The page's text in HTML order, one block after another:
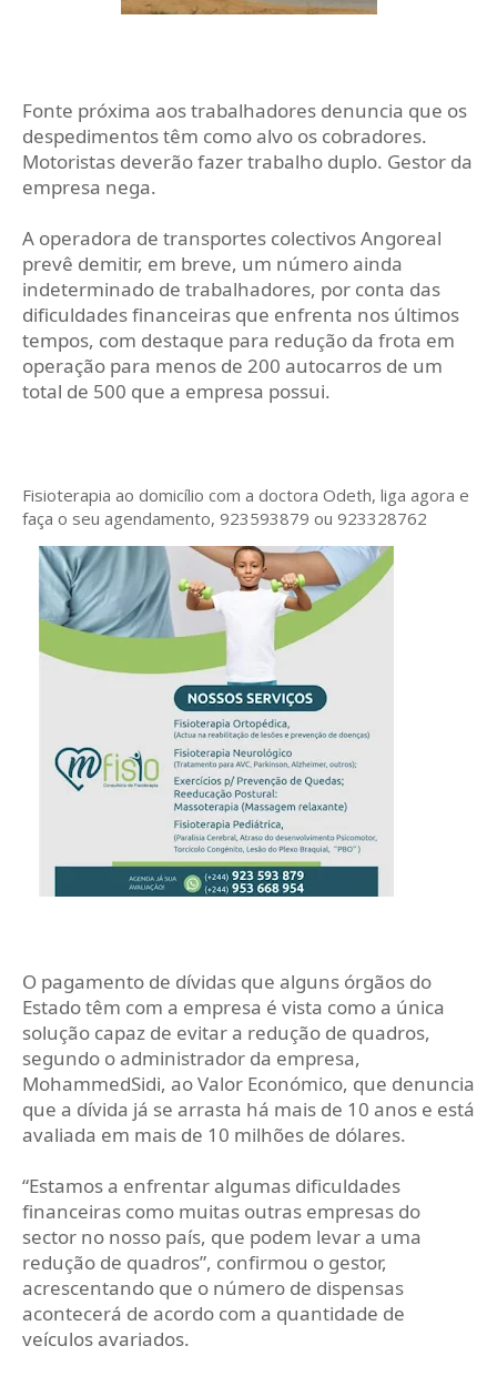
Fonte próxima aos trabalhadores denuncia que os
despedimentos têm como alvo os cobradores.
Motoristas deverão fazer trabalho duplo. Gestor da
empresa nega.
A operadora de transportes colectivos Angoreal
prevê demitir, em breve, um número ainda
indeterminado de trabalhadores, por conta das
dificuldades financeiras que enfrenta nos últimos
tempos, com destaque para redução da frota em
operação para menos de 200 autocarros de um
total de 500 que a empresa possui.
Fisioterapia ao domicílio com a doctora Odeth, liga agora e
faça o seu agendamento, 923593879 ou 923328762
O pagamento de dívidas que alguns órgãos do
Estado têm com a empresa é vista como a única
solução capaz de evitar a redução de quadros,
segundo o administrador da empresa,
MohammedSidi, ao Valor Económico, que denuncia
que a dívida já se arrasta há mais de 10 anos e está
avaliada em mais de 10 milhões de dólares.
“Estamos a enfrentar algumas dificuldades
financeiras como muitas outras empresas do
sector no nosso país, que podem levar a uma
redução de quadros”, confirmou o gestor,
acrescentando que o número de dispensas
acontecerá de acordo com a quantidade de
veículos avariados.